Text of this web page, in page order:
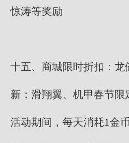
惊涛等奖励
十五、商城限时折扣：龙
新；滑翔翼、机甲春节限
活动期间，每天消耗1金